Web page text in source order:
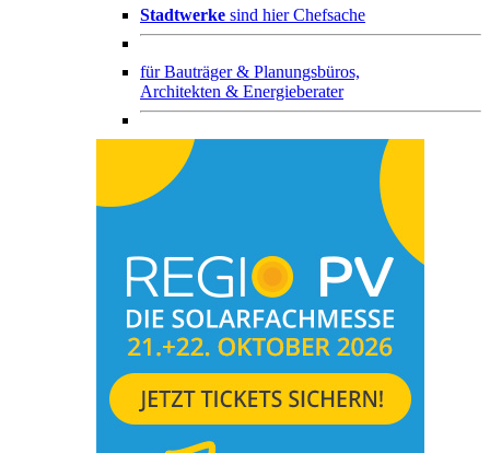
Stadtwerke sind hier Chefsache
fürBauträger & Planungsbüros,
Architekten & Energieberater